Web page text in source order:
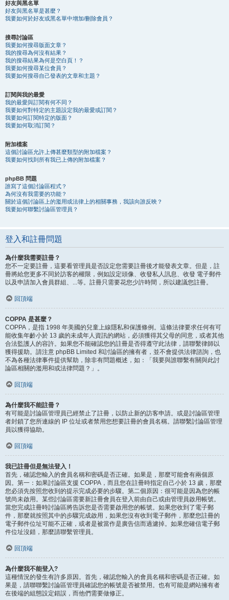
好友與黑名單
好友與黑名單是甚麼？
我要如何於好友或黑名單中增加/刪除會員？
搜尋討論區
我要如何搜尋版面文章？
我的搜尋為何沒有結果？
我的搜尋結果為何是空白頁！？
我要如何搜尋某位會員？
我要如何搜尋自己發表的文章和主題？
訂閱與我的最愛
我的最愛與訂閱有何不同？
我要如何對特定的主題設定我的最愛或訂閱？
我要如何訂閱特定的版面？
我要如何取消訂閱？
附加檔案
這個討論區允許上傳甚麼類型的附加檔案？
我要如何找到所有我已上傳的附加檔案？
phpBB 問題
誰寫了這個討論區程式？
為何沒有我需要的功能？
關於這個討論區上的濫用或法律上的相關事務，我該向誰反映？
我要如何聯繫討論區管理員？
登入和註冊問題
為什麼我需要註冊？
您不一定要註冊，這要看管理員是否設定您需要註冊後才能發表文章。但是，註
冊將給您更多不同於訪客的權限，例如設定頭像、收發私人訊息、收發 電子郵件
以及申請加入會員群組、...等。註冊只需要花您少許時間，所以建議您註冊。
回頂端
COPPA 是甚麼？
COPPA，是指 1998 年美國的兒童上線隱私和保護條例。這條法律要求任何有可
能收集年齡小於 13 歲的未成年人資訊的網站，必須獲得其父母的同意，或者其他
合法監護人的容許。如果您不能確認您的註冊是否得遵守此法律，請聯繫律師以
獲得援助。請注意 phpBB Limited 和討論區的擁有者，並不會提供法律諮詢，也
不為各種法律事件提供幫助，除非有問題概述，如：「我要與誰聯繫有關與此討
論區相關的濫用和或法律問題？」。
回頂端
為什麼我不能註冊？
有可能是討論區管理員已經禁止了註冊，以防止新的訪客申請。或是討論區管理
者封鎖了您所連線的 IP 位址或者禁用您想要註冊的會員名稱。請聯繫討論區管理
員以獲得協助。
回頂端
我已註冊但是無法登入！
首先，確認您輸入的會員名稱和密碼是否正確。如果是，那麼可能會有兩個原
因。第一：如果討論區支援 COPPA，而且您在註冊時指定自己小於 13 歲，那麼
您必須先按照您收到的提示完成必要的步驟。第二個原因：很可能是因為您的帳
號尚未啟用。某些討論區需要新註冊會員在登入前由自己或由管理員啟用帳號。
當您完成註冊時討論區將告訴您是否需要啟用您的帳號。如果您收到了電子郵
件，那麼就按照其中的步驟完成啟用，如果您沒有收到電子郵件，那麼您註冊的
電子郵件位址可能不正確，或者是被當作是廣告信而過濾掉。如果您確信電子郵
件位址沒錯，那麼請聯繫管理員。
回頂端
為什麼我不能登入?
這種情況的發生有許多原因。首先，確認您輸入的會員名稱和密碼是否正確。如
果是，請聯聯繫討論區管理員確認您的帳號是否被禁用。也有可能是網站擁有者
在後端的組態設定錯誤，而他們需要做修正。